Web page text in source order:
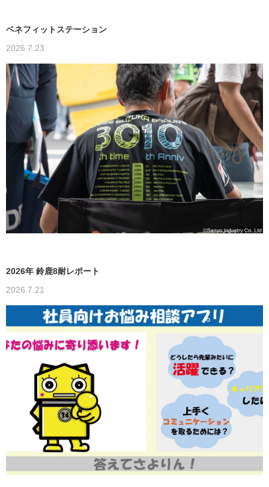
ベネフィットステーション
2026.7.23
2026年 鈴鹿8耐レポート
2026.7.21